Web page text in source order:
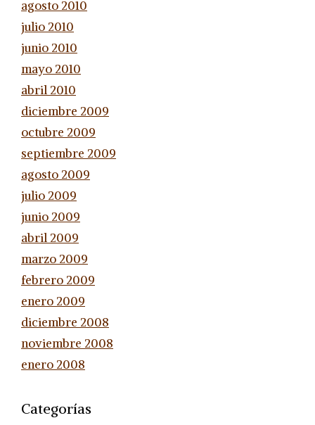
agosto 2010
julio 2010
junio 2010
mayo 2010
abril 2010
diciembre 2009
octubre 2009
septiembre 2009
agosto 2009
julio 2009
junio 2009
abril 2009
marzo 2009
febrero 2009
enero 2009
diciembre 2008
noviembre 2008
enero 2008
Categorías